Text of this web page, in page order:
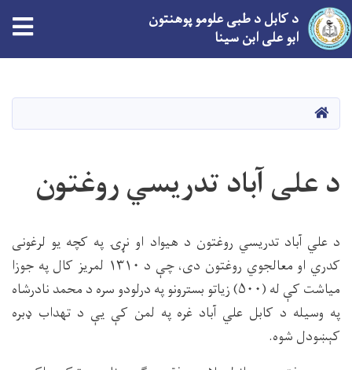
د کابل د طبی علومو پوهنتون
ابو علی ابن سینا
کور
د علی آباد تدریسي روغتون
د علي آباد تدریسي روغتون د هیواد او نړۍ په کچه یو لرغونی
کدري او معالجوي روغتون دی، چې د ۱۳۱۰ لمریز کال په جوزا
میاشت کې له (۵۰۰) زیاتو بسترونو په درلودو سره د محمد نادرشاه
په وسیله د کابل علي آباد غره په لمن کې یې د تهداب ډبره
کېښودل شوه.